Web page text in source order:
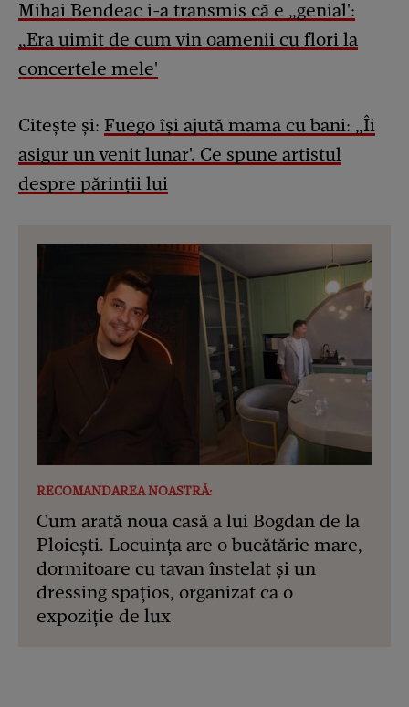
Mihai Bendeac i-a transmis că e „genial':
„Era uimit de cum vin oamenii cu flori la
concertele mele'
Citește și: Fuego își ajută mama cu bani: „Îi
asigur un venit lunar'. Ce spune artistul
despre părinții lui
RECOMANDAREA NOASTRĂ:
Cum arată noua casă a lui Bogdan de la
Ploiești. Locuința are o bucătărie mare,
dormitoare cu tavan înstelat și un
dressing spațios, organizat ca o
expoziție de lux